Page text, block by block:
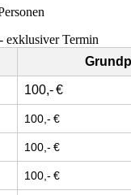
exklusiver Termin
100,- €
100,- €
100,- €
100,- €